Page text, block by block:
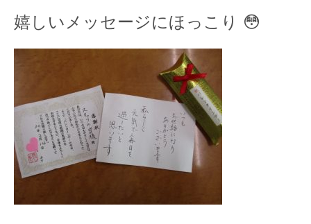
嬉しいメッセージにほっこり 😳